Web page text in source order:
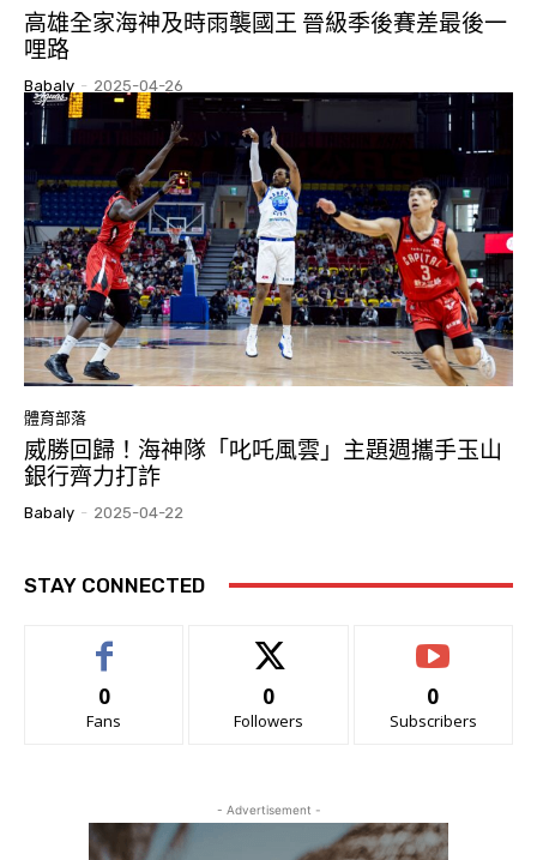
高雄全家海神及時雨襲國王 晉級季後賽差最後一
哩路
Babaly - 2025-04-26
體育部落
威勝回歸！海神隊「叱吒風雲」主題週攜手玉山
銀行齊力打詐
Babaly - 2025-04-22
STAY CONNECTED
0
Fans
0
Followers
0
Subscribers
- Advertisement -